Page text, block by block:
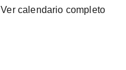
Ver calendario completo